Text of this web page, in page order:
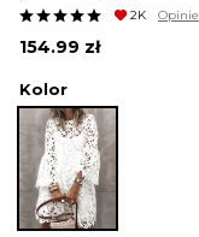
KOMBINEZONY
DRESY
2K Opinie
154.99 zł
Kolor